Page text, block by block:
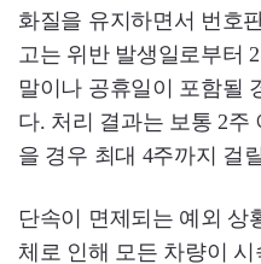
화질을 유지하면서 번호
고는 위반 발생일로부터
말이나 공휴일이 포함될
다. 처리 결과는 보통 2주
을 경우 최대 4주까지 걸
단속이 면제되는 예외 상
체로 인해 모든 차량이